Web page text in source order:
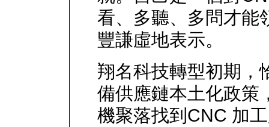
看、多聽、多問才能
豐謙虛地表示。
翔名科技轉型初期，
備供應鏈本土化政策
機聚落找到CNC 加